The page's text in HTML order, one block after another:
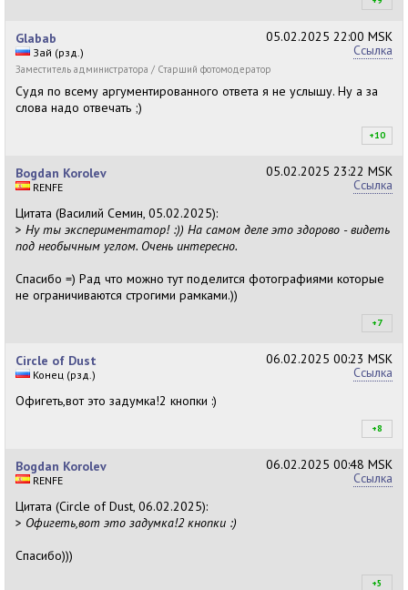
05.02.2025 22:00 MSK
Ссылка
Glabab
Зай (рзд.)
Заместитель администратора / Старший фотомодератор
Судя по всему аргументированного ответа я не услышу. Ну а за
слова надо отвечать ;)
+10
05.02.2025 23:22 MSK
Ссылка
Bogdan Korolev
RENFE
Цитата (Василий Семин, 05.02.2025):
> Ну ты экспериментатор! :)) На самом деле это здорово - видеть
под необычным углом. Очень интересно.
Спасибо =) Рад что можно тут поделится фотографиями которые
не ограничиваются строгими рамками.))
+7
06.02.2025 00:23 MSK
Ссылка
Circle of Dust
Конец (рзд.)
Офигеть,вот это задумка!2 кнопки :)
+8
06.02.2025 00:48 MSK
Ссылка
Bogdan Korolev
RENFE
Цитата (Circle of Dust, 06.02.2025):
> Офигеть,вот это задумка!2 кнопки :)
Спасибо)))
+5